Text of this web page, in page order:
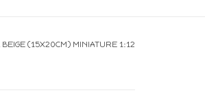
BEIGE (15X20CM) MINIATURE 1:12